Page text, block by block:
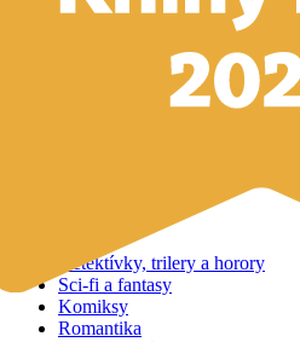
Detektívky, trilery a horory
Sci-fi a fantasy
Komiksy
Romantika